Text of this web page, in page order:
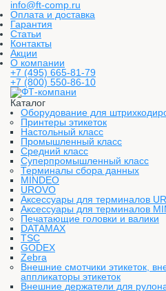
info@ft-comp.ru
Оплата и доставка
Гарантия
Статьи
Контакты
Акции
О компании
+7 (495) 665-81-79
+7 (800) 550-86-10
Каталог
Оборудование для
Принтеры этикеток
Настольный класс
Промышленный класс
Средний класс
Суперпромышленный класс
Терминалы сбора данных
MINDEO
UROVO
Аксессуары для терминалов
Аксессуары для терминалов
Печатающие головки и валики
DATAMAX
TSC
GODEX
Zebra
Внешние смотчики этикеток,
аппликаторы этикеток
Внешние держатели для